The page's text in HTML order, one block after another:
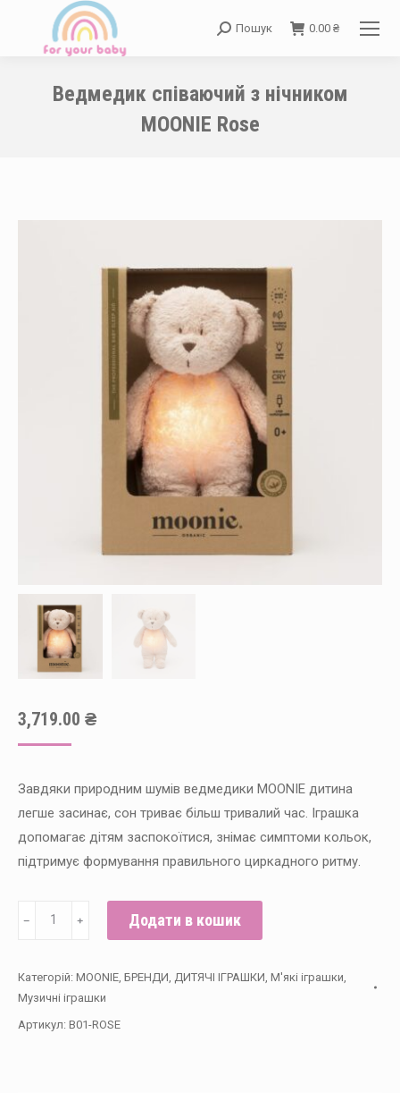
Search:
Пошук 0.00 ₴
Ведмедик співаючий з нічником
MOONIE Rose
3,719.00 ₴
Завдяки природним шумів ведмедики MOONIE дитина
легше засинає, сон триває більш тривалий час. Іграшка
допомагає дітям заспокоїтися, знімає симптоми кольок,
підтримує формування правильного циркадного ритму.
Ведмедик
нічником
MOONIE
Rose
﹣ ﹢ Додати в кошик
Категорій: MOONIE БРЕНДИ ДИТЯЧІ ІГРАШКИ М'які іграшки
Музичні іграшки
Артикул: B01-ROSE